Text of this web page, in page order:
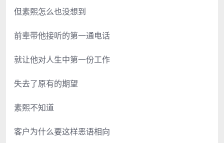
但素熙怎么也没想到
前辈带他接听的第一通电话
就让他对人生中第一份工作
失去了原有的期望
素熙不知道
客户为什么要这样恶语相向